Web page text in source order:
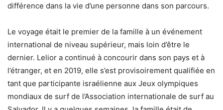
différence dans la vie d’une personne dans son parcours.
Le voyage était le premier de la famille à un événement
international de niveau supérieur, mais loin d’être le
dernier. Lelior a continué à concourir dans son pays et à
l’étranger, et en 2019, elle s’est provisoirement qualifiée en
tant que participante israélienne aux Jeux olympiques
mondiaux de surf de l’Association internationale de surf au